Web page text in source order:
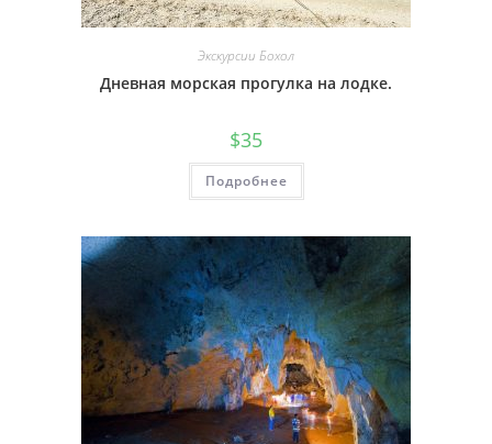
Экскурсии Бохол
Дневная морская прогулка на лодке.
$35
Подробнее